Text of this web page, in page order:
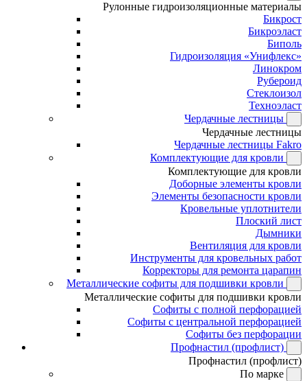
Рулонные гидроизоляционные материалы
Бикрост
Бикроэласт
Биполь
Гидроизоляция «Унифлекс»
Линокром
Рубероид
Стеклоизол
Техноэласт
Чердачные лестницы
Чердачные лестницы
Чердачные лестницы Fakro
Комплектующие для кровли
Комплектующие для кровли
Доборные элементы кровли
Элементы безопасности кровли
Кровельные уплотнители
Плоский лист
Дымники
Вентиляция для кровли
Инструменты для кровельных работ
Корректоры для ремонта царапин
Металлические софиты для подшивки кровли
Металлические софиты для подшивки кровли
Софиты с полной перфорацией
Софиты с центральной перфорацией
Софиты без перфорации
Профнастил (профлист)
Профнастил (профлист)
По марке